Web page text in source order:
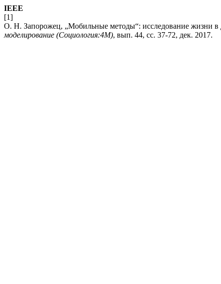
IEEE
[1]
О. Н. Запорожец, „Мобильные методы“: исследование жизни
моделирование (Социология:4М), вып. 44, сс. 37-72, дек. 2017.